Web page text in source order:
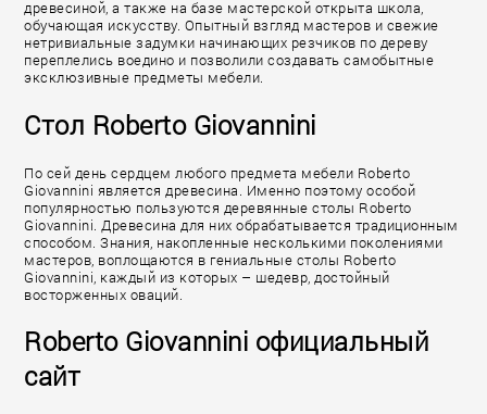
древесиной, а также на базе мастерской открыта школа,
обучающая искусству. Опытный взгляд мастеров и свежие
нетривиальные задумки начинающих резчиков по дереву
переплелись воедино и позволили создавать самобытные
эксклюзивные предметы мебели.
Стол Roberto Giovannini
По сей день сердцем любого предмета мебели Roberto
Giovannini является древесина. Именно поэтому особой
популярностью пользуются деревянные столы Roberto
Giovannini. Древесина для них обрабатывается традиционным
способом. Знания, накопленные несколькими поколениями
мастеров, воплощаются в гениальные столы Roberto
Giovannini, каждый из которых – шедевр, достойный
восторженных оваций.
Roberto Giovannini официальный
сайт